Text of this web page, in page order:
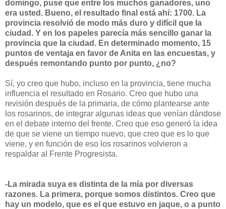
domingo, puse que entre los muchos ganadores, uno
era usted. Bueno, el resultado final está ahí: 1700. La
provincia resolvió de modo más duro y difícil que la
ciudad. Y en los papeles parecía más sencillo ganar la
provincia que la ciudad. En determinado momento, 15
puntos de ventaja en favor de Anita en las encuestas, y
después remontando punto por punto, ¿no?
Sí, yo creo que hubo, incluso en la provincia, tiene mucha
influencia el resultado en Rosario. Creo que hubo una
revisión después de la primaria, de cómo plantearse ante
los rosarinos, de integrar algunas ideas que venían dándose
en el debate interno del frente. Creo que eso generó la idea
de que se viene un tiempo nuevo, que creo que es lo que
viene, y en función de eso los rosarinos volvieron a
respaldar al Frente Progresista.
-La mirada suya es distinta de la mía por diversas
razones. La primera, porque somos distintos. Creo que
hay un modelo, que es el que estuvo en jaque, o a punto